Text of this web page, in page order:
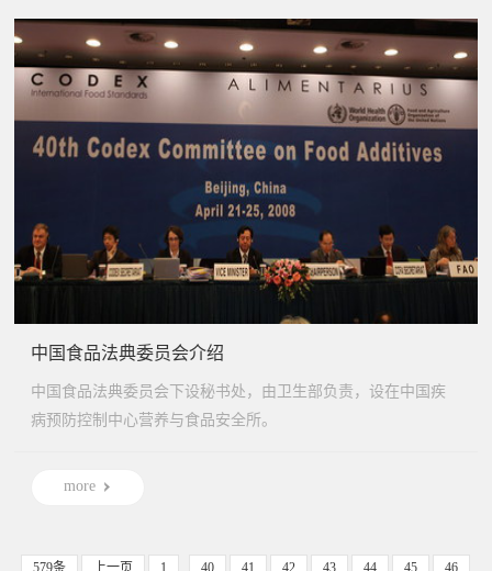
中国食品法典委员会介绍
中国食品法典委员会下设秘书处，由卫生部负责，设在中国疾
病预防控制中心营养与食品安全所。
more
579条 上一页 1 40 41 42 43 44 45 46